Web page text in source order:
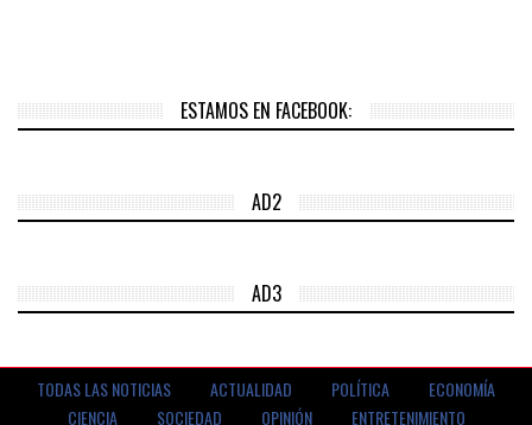
ESTAMOS EN FACEBOOK:
AD2
AD3
TODAS LAS NOTICIAS ACTUALIDAD POLÍTICA
ECONOMÍA
CIENCIA
SOCIEDAD OPINIÓN
ENTRETENIMIENTO